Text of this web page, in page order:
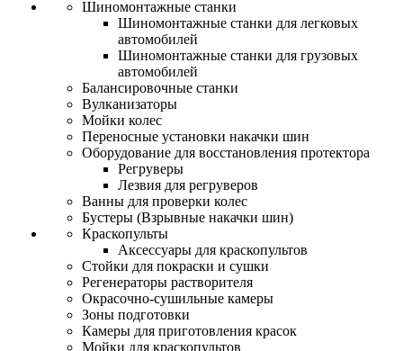
Шиномонтажные станки
Шиномонтажные станки для легковых
автомобилей
Шиномонтажные станки для грузовых
автомобилей
Балансировочные станки
Вулканизаторы
Мойки колес
Переносные установки накачки шин
Оборудование для восстановления протектора
Регруверы
Лезвия для регруверов
Ванны для проверки колес
Бустеры (Взрывные накачки шин)
Краскопульты
Аксессуары для краскопультов
Стойки для покраски и сушки
Регенераторы растворителя
Окрасочно-сушильные камеры
Зоны подготовки
Камеры для приготовления красок
Мойки для краскопультов